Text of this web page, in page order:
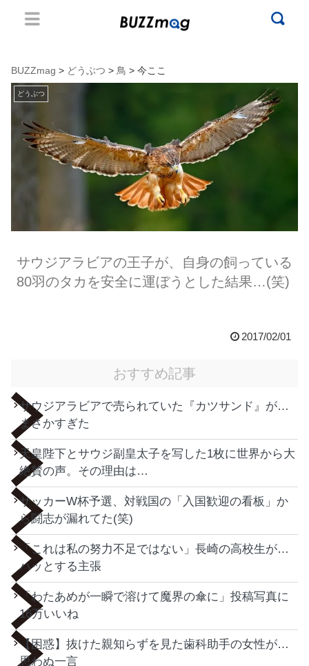
BUZZmag > どうぶつ > 鳥 > 今ここ
どうぶつ
サウジアラビアの王子が、自身の飼っている
80羽のタカを安全に運ぼうとした結果…(笑)
2017/02/01
おすすめ記事
サウジアラビアで売られていた『カツサンド』が…
まさかすぎた
天皇陛下とサウジ副皇太子を写した1枚に世界から大
絶賛の声。その理由は…
サッカーW杯予選、対戦国の「入国歓迎の看板」か
ら闘志が漏れてた(笑)
「これは私の努力不足ではない」長崎の高校生が…
ハッとする主張
「わたあめが一瞬で溶けて魔界の傘に」投稿写真に
16万いいね
【困惑】抜けた親知らずを見た歯科助手の女性が…
思わぬ一言